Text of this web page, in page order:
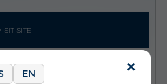
×
EN
SITE